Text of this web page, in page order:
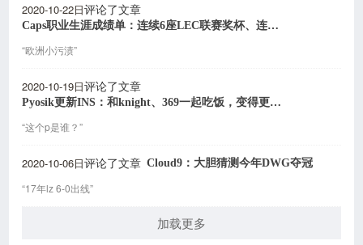
2020-10-22日评论了文章
Caps职业生涯成绩单：连续6座LEC联赛奖杯、连续2次S赛决赛
“欧洲小污渍”
2020-10-19日评论了文章
Pyosik更新INS：和knight、369一起吃饭，变得更亲近了
“这个p是谁？”
2020-10-06日评论了文章 Cloud9：大胆猜测今年DWG夺冠
“17年lz 6-0出线”
加载更多